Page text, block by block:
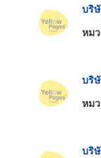
บริ
หม
บริ
หม
บริ